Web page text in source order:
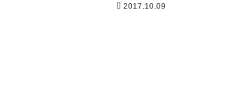
2017.10.09